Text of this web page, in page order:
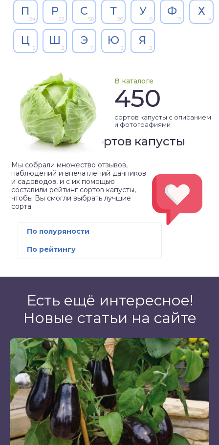
П
24
Р
22
С
56
Т
26
У
6
Ф
17
Х
4
Ц
5
Ш
2
Э
11
Ю
3
Я
2
В каталоге
450
сортов капусты с описанием
и фотографиями
Рейтинг сортов капусты
Мы собрали множество отзывов,
наблюдений и впечатлений дачников
и садоводов, и с их помощью
составили рейтинг сортов капусты,
чтобы Вы смогли выбрать лучшие
сорта.
По полуряности
По рейтингу
Есть ещё интересное!
Новые статьи на сайте